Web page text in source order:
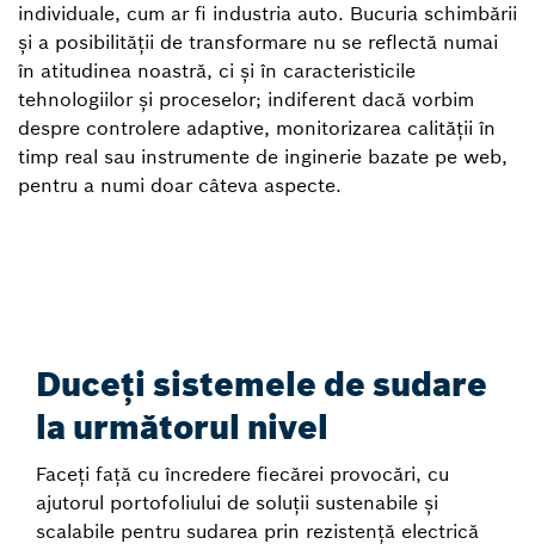
individuale, cum ar fi industria auto. Bucuria schimbării
și a posibilității de transformare nu se reflectă numai
în atitudinea noastră, ci și în caracteristicile
tehnologiilor și proceselor; indiferent dacă vorbim
despre controlere adaptive, monitorizarea calității în
timp real sau instrumente de inginerie bazate pe web,
pentru a numi doar câteva aspecte.
Duceți sistemele de sudare
la următorul nivel
Faceți față cu încredere fiecărei provocări, cu
ajutorul portofoliului de soluții sustenabile și
scalabile pentru sudarea prin rezistență electrică